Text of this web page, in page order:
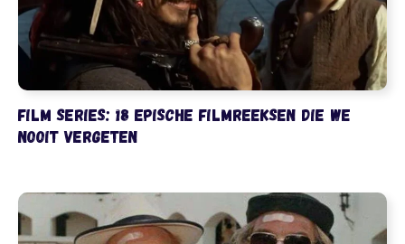
Film series: 18 epische filmreeksen die we
nooit vergeten